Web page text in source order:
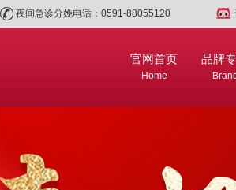
夜间急诊分娩电话：0591-88055120
品牌
Brand
官网首页
Home